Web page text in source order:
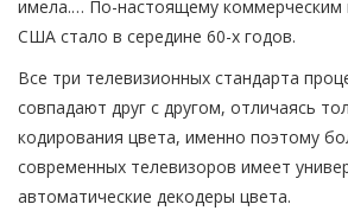
имела.… По-настоящему коммерческим
США стало в середине 60-х годов.
Все три телевизионных стандарта
совпадают друг с другом, отличаясь
кодирования цвета, именно поэтому
современных телевизоров имеет
автоматические декодеры цвета.